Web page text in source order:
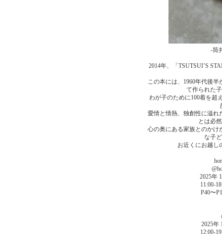
-筒
2014年、「TSUTSUI’S
この本には、1960年代後
て作られた
わが子のために100着を超
愛情と情熱、独創性に溢れ
とは必
心の奥にある家族とのかけ
な子
お近くにお越し
2025年
11:00-
P40〜
2025年
12:00-